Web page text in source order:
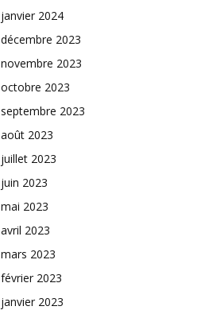
janvier 2024
décembre 2023
novembre 2023
octobre 2023
septembre 2023
août 2023
juillet 2023
juin 2023
mai 2023
avril 2023
mars 2023
février 2023
janvier 2023